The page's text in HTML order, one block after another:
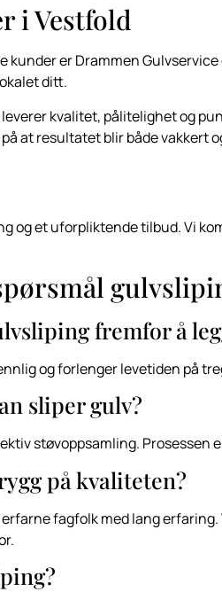
i Vestfold
kunder er Drammen
ditt.
kvalitet, pålitelighet og
at resultatet blir både vakkert
og et uforpliktende tilbud. Vi
fremfor å
og forlenger levetiden på
sliper gulv?
støvoppsamling.
på kvaliteten?
fagfolk med lang